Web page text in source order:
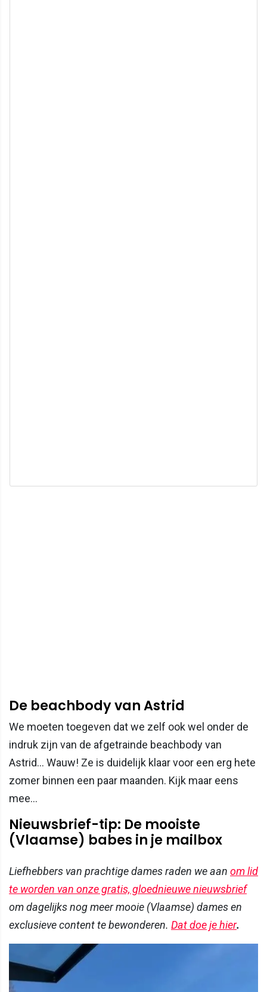
De beachbody van Astrid
We moeten toegeven dat we zelf ook wel onder de
indruk zijn van de afgetrainde beachbody van
Astrid... Wauw! Ze is duidelijk klaar voor een erg hete
zomer binnen een paar maanden. Kijk maar eens
mee...
Nieuwsbrief-tip: De mooiste
(Vlaamse) babes in je mailbox
Liefhebbers van prachtige dames raden we aan om lid
te worden van onze gratis, gloednieuwe nieuwsbrief
om dagelijks nog meer mooie (Vlaamse) dames en
exclusieve content te bewonderen. Dat doe je hier.